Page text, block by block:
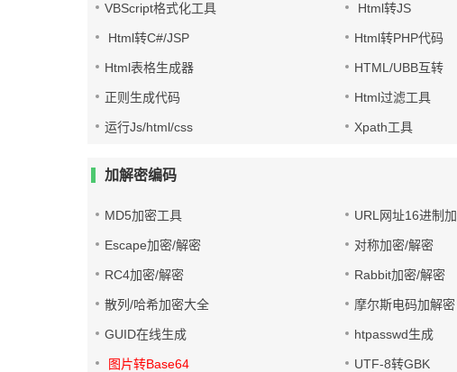
VBScript格式化工具 Html转JS
Html转C#/JSP Html转PHP代码
Html表格生成器 HTML/UBB互转
正则生成代码 Html过滤工具
运行Js/html/css Xpath工具
加解密编码
MD5加密工具 URL网址16进制
Escape加密/解密 对称加密/解密
RC4加密/解密 Rabbit加密/解密
散列/哈希加密大全 摩尔斯电码加解密
GUID在线生成 htpasswd生成
图片转Base64 UTF-8转GBK